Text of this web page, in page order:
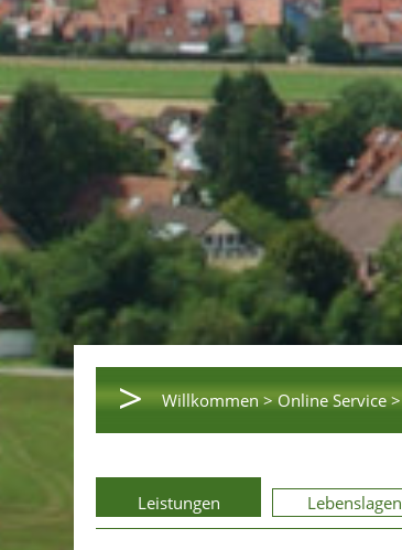
> Willkommen > Online Service >
Leistungen Lebenslagen